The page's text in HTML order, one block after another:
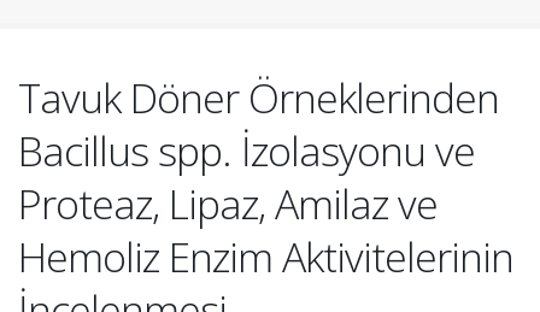
Tavuk Döner Örneklerinden
Bacillus spp. İzolasyonu ve
Proteaz, Lipaz, Amilaz ve
Hemoliz Enzim Aktivitelerinin